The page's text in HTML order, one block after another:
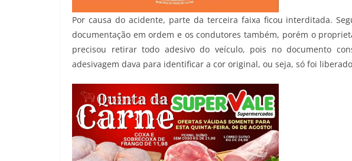
Por causa do acidente, parte da terceira faixa ficou interditada.
documentação em ordem e os condutores também, porém o
precisou retirar todo adesivo do veículo, pois no documento
adesivagem dava para identificar a cor original, ou seja, só foi